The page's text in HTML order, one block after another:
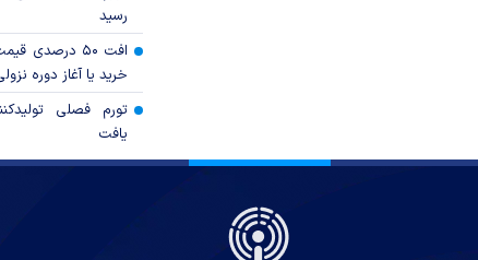
رسید
افت ۵۰
خرید یا آغاز دوره
تورم فصلی
یافت